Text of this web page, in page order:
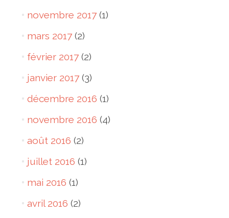
novembre 2017(1)
mars 2017(2)
février 2017(2)
janvier 2017(3)
décembre 2016 (1)
novembre 2016 (4)
août 2016 (2)
juillet 2016 (1)
mai 2016 (1)
avril 2016 (2)